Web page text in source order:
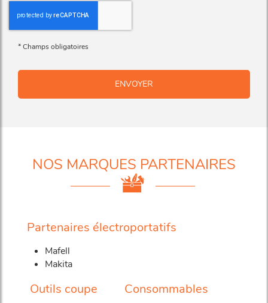
*Champs obligatoires
NOS MARQUES PARTENAIRES
Partenaires électroportatifs
Mafell
Makita
Outils coupe Consommables